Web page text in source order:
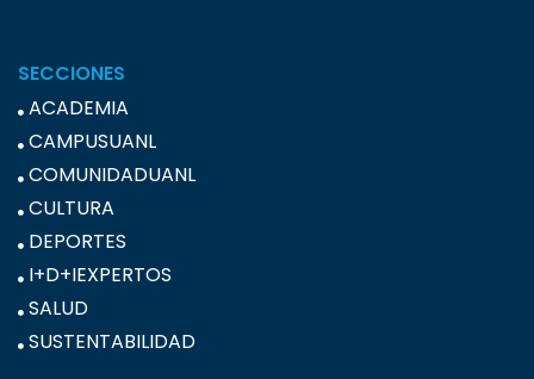
SECCIONES
ACADEMIA
CAMPUSUANL
COMUNIDADUANL
CULTURA
DEPORTES
I+D+IEXPERTOS
SALUD
SUSTENTABILIDAD